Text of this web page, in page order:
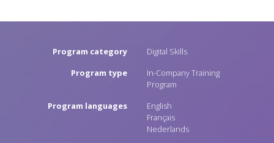
Program category
Digital Skills
Program type
In-Company Training
Program
Program languages
English
Français
Nederlands